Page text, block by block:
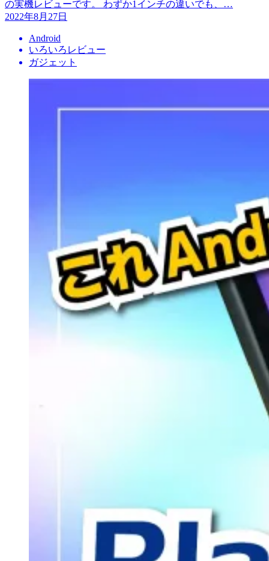
の実機レビューです。 わずか1インチの違いでも、…
2022年8月27日
Android
いろいろレビュー
ガジェット